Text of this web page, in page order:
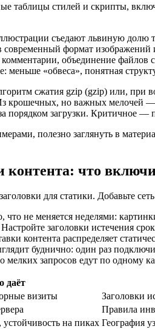
таблицы стилей и скрипты,
съедают львиную долю
формат
объединение файлов
«обвеса», понятная
сжатия gzip (gzip) или,
крошечных, но важных мелочей
порядком загрузки. Критичное
полезно заглянуть в
контента: что
для статики. Добавьте
не меняется неделями:
заголовки истечения
контента распределяет
буднично: один раз
запросов едут по одному
даёт
визиты
Заголовки
Правила
на пиках География